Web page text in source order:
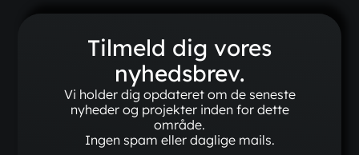
Tilmeld dig vores
nyhedsbrev.
Vi holder dig opdateret om de seneste
nyheder og projekter inden for dette
område.
Ingen spam eller daglige mails.